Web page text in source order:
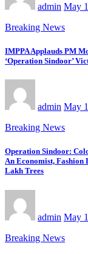
admin May
Breaking News
IMPPA Applauds PM
‘Operation Sindoor’
admin May
Breaking News
Operation Sindoor:
An Economist, Fashion
Lakh Trees
admin May
Breaking News